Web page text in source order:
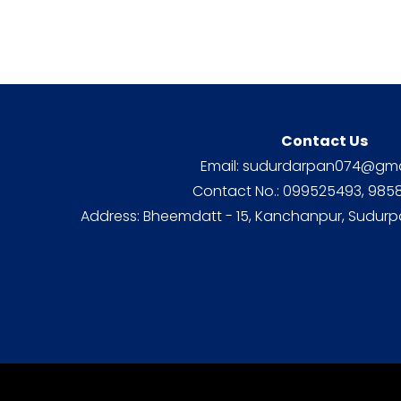
Contact Us
Email:
Contact No.: 099525493,
Address: Bheemdatt - 15, Kanchanpur,